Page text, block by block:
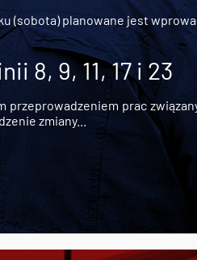
(sobota) planowane jest
8, 9, 11, 17 i 23
przeprowadzeniem prac
zmiany...